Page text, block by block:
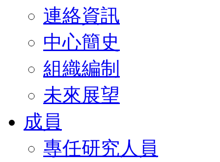
連絡資訊
中心簡史
組織編制
未來展望
成員
專任研究人員